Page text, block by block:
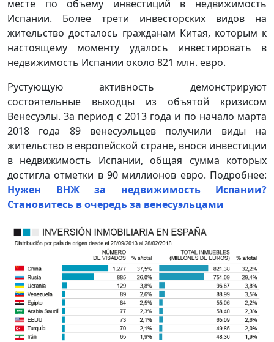
месте по объему инвестиций в недвижимость
Испании. Более трети инвесторских видов на
жительство досталось гражданам Китая, которым к
настоящему моменту удалось инвестировать в
недвижимость Испании около 821 млн. евро.
Рустующую активность демонстрируют
состоятельные выходцы из объятой кризисом
Венесуэлы. За период с 2013 года и по начало марта
2018 года 89 венесуэльцев получили виды на
жительство в европейской стране, внося инвестиции
в недвижимость Испании, общая сумма которых
достигла отметки в 90 миллионов евро. Подробнее:
Нужен ВНЖ за недвижимость Испании?
Становитесь в очередь за венесуэльцами